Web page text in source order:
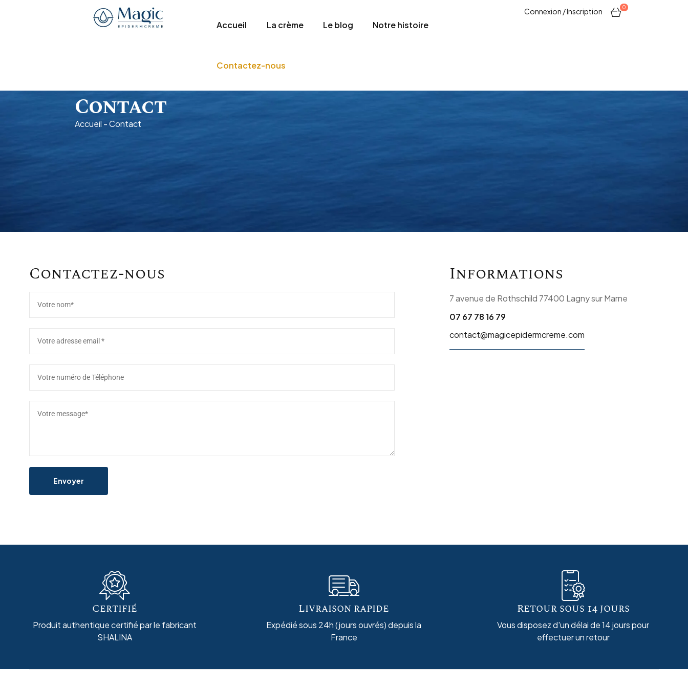
Accueil La crème Le blog Notre histoire
Contactez-nous
Connexion / Inscription 0
Contact
Accueil -Contact
Contactez-nous
Envoyer
Informations
7 avenue de Rothschild 77400 Lagny sur Marne
07 67 78 16 79
contact@magicepidermcreme.com
Certifié
Produit authentique certifié par le fabricant
SHALINA
Livraison rapide
Expédié sous 24h (jours ouvrés) depuis la
France
Retour sous 14 jours
Vous disposez d'un délai de 14 jours pour
effectuer un retour